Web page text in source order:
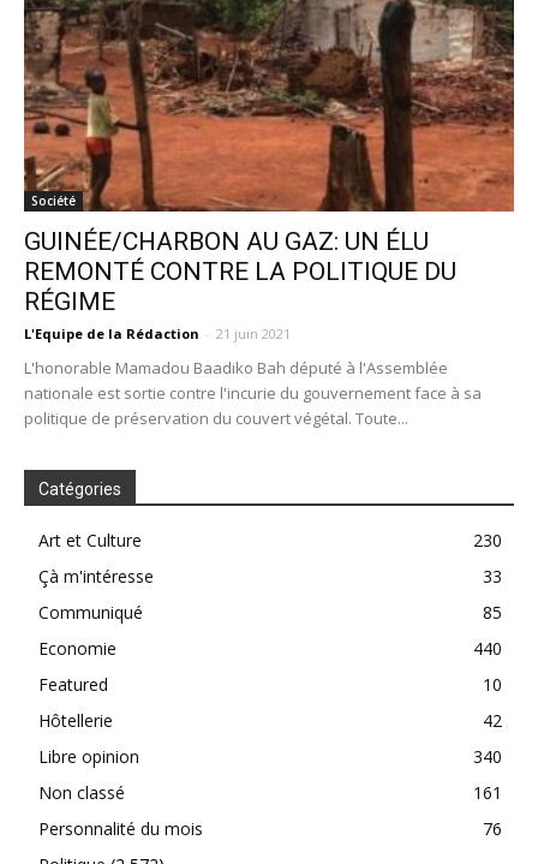
Société
GUINÉE/CHARBON AU GAZ: UN ÉLU
REMONTÉ CONTRE LA POLITIQUE DU
RÉGIME
L'Equipe de la Rédaction - 21 juin 2021
L'honorable Mamadou Baadiko Bah député à l'Assemblée
nationale est sortie contre l'incurie du gouvernement face à sa
politique de préservation du couvert végétal. Toute...
Catégories
Art et Culture
230
Çà m'intéresse
33
Communiqué
85
Economie
440
Featured
10
Hôtellerie
42
Libre opinion
340
Non classé
161
Personnalité du mois
76